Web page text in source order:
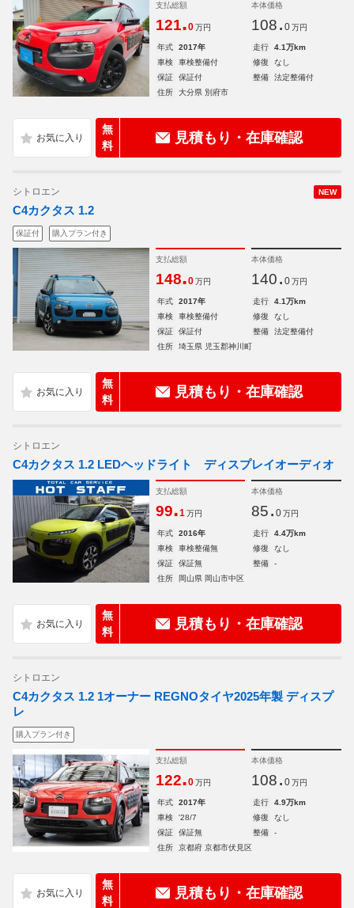
支払総額
121.0 万円
本体価格
108. 0 万円
年式 2017年 走行
4.1万km
車検
車検整備付 修復
なし
保証
保証付 整備
法定整備付
住所
大分県 別府市
無
料
見積もり・在庫確認
NEW
シトロエン
C4カクタス 1.2
保証付 購入プラン付き
支払総額
148.0 万円
本体価格
140. 0 万円
年式 2017年 走行
4.1万km
車検
車検整備付 修復
なし
保証
保証付 整備
法定整備付
住所
埼玉県 児玉郡神川町
無
料
見積もり・在庫確認
シトロエン
C4カクタス 1.2 LEDヘッドライト ディスプレイオーディオ
支払総額
99.1 万円
本体価格
85. 0 万円
年式 2016年 走行
4.4万km
車検
車検整備無 修復
なし
保証
保証無 整備
-
住所
岡山県 岡山市中区
無
料
見積もり・在庫確認
シトロエン
C4カクタス 1.2 1オーナー REGNOタイヤ2025年製 ディスプ
レ
購入プラン付き
支払総額
122.0 万円
本体価格
108. 0 万円
年式 2017年 走行
4.9万km
車検
'28/7 修復
なし
保証
保証無 整備
-
住所
京都府 京都市伏見区
無
料
見積もり・在庫確認